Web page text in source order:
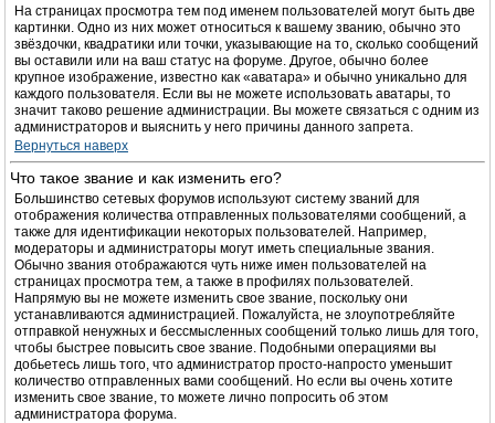
На страницах просмотра тем под именем пользователей могут быть две
картинки. Одно из них может относиться к вашему званию, обычно это
звёздочки, квадратики или точки, указывающие на то, сколько сообщений
вы оставили или на ваш статус на форуме. Другое, обычно более
крупное изображение, известно как «аватара» и обычно уникально для
каждого пользователя. Если вы не можете использовать аватары, то
значит таково решение администрации. Вы можете связаться с одним из
администраторов и выяснить у него причины данного запрета.
Вернуться наверх
Что такое звание и как изменить его?
Большинство сетевых форумов используют систему званий для
отображения количества отправленных пользователями сообщений, а
также для идентификации некоторых пользователей. Например,
модераторы и администраторы могут иметь специальные звания.
Обычно звания отображаются чуть ниже имен пользователей на
страницах просмотра тем, а также в профилях пользователей.
Напрямую вы не можете изменить свое звание, поскольку они
устанавливаются администрацией. Пожалуйста, не злоупотребляйте
отправкой ненужных и бессмысленных сообщений только лишь для того,
чтобы быстрее повысить свое звание. Подобными операциями вы
добьетесь лишь того, что администратор просто-напросто уменьшит
количество отправленных вами сообщений. Но если вы очень хотите
изменить свое звание, то можете лично попросить об этом
администратора форума.